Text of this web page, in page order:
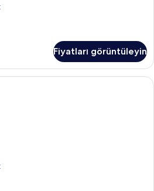
Fiyatları görüntüleyin
Classic Tek Kişilik Oda | Anti alerjik